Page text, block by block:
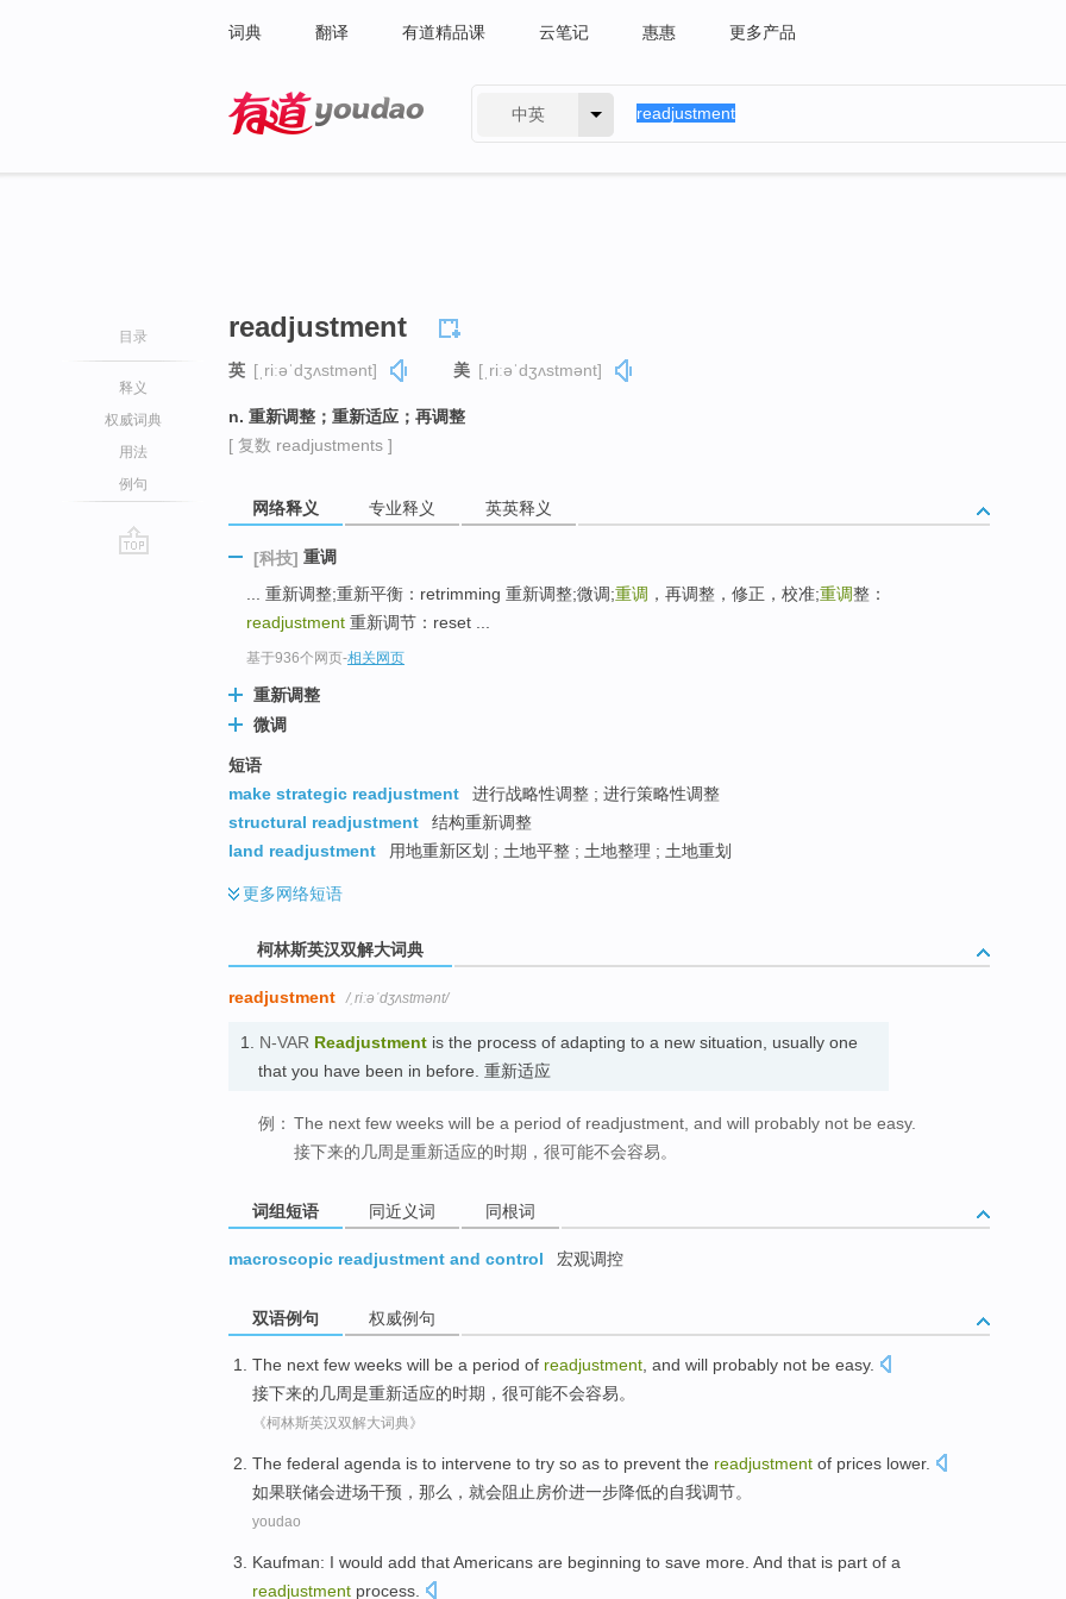
词典 翻译 有道精品课 云笔记 惠惠 更多产品
中英
目录
释义
权威词典
用法
例句
readjustment
英 [ˌriːəˈdʒʌstmənt] 美 [ˌriːəˈdʒʌstmənt]
n. 重新调整；重新适应；再调整
[ 复数 readjustments ]
网络释义 专业释义 英英释义
[科技] 重调
... 重新调整;重新平衡：retrimming 重新调整;微调;重调 ，再调整，修正，校准;重调整：
readjustment 重新调节：reset ...
基于936个网页-相关网页
重新调整
微调
短语
make strategic readjustment
进行战略性调整 ; 进行策略性调整
structural readjustment
结构重新调整
land readjustment
用地重新区划 ; 土地平整 ; 土地整理 ; 土地重划
更多网络短语
柯林斯英汉双解大词典
readjustment /ˌriːəˈdʒʌstmənt/
1. N-VAR Readjustment is the process of adapting to a new situation, usually one
that you have been in before. 重新适应
例： The next few weeks will be a period of readjustment, and will probably not be easy.
接下来的几周是重新适应的时期，很可能不会容易。
词组短语 同近义词 同根词
macroscopic readjustment and control 宏观调控
双语例句 权威例句
The next few weeks will be a period of readjustment, and will probably not be easy.
接下来的几周是重新适应的时期 ， 很可能不会容易。
《柯林斯英汉双解大词典》
The federal agenda is to intervene to try so as to prevent the readjustment of prices lower.
如果联储会进场干预， 那么 ， 就会阻止房价进一步降低的自我调节。
youdao
Kaufman: I would add thatAmericans are beginning to save more . And that is part of a
readjustment process.